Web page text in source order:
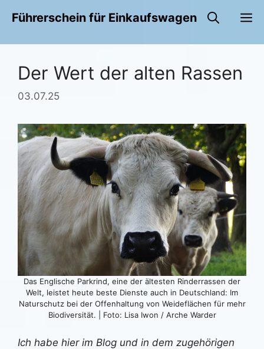
InhaltFührerschein für Einkaufswagen
Der Wert der alten Rassen
03.07.25
Das Englische Parkrind, eine der ältesten Rinderrassen der
Welt, leistet heute beste Dienste auch in Deutschland: Im
Naturschutz bei der Offenhaltung von Weideflächen für mehr
Biodiversität. | Foto: Lisa Iwon / Arche Warder
Ich habe hier im Blog und in dem zugehörigen